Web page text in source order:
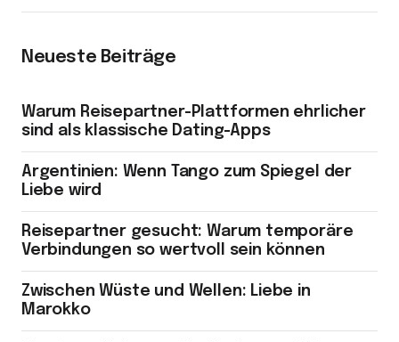
Neueste Beiträge
Warum Reisepartner-Plattformen ehrlicher
sind als klassische Dating-Apps
Argentinien: Wenn Tango zum Spiegel der
Liebe wird
Reisepartner gesucht: Warum temporäre
Verbindungen so wertvoll sein können
Zwischen Wüste und Wellen: Liebe in
Marokko